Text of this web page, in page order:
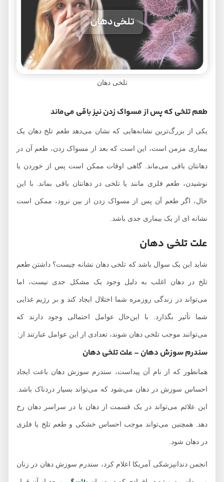
تلخی دهان
طعم تلخی که پس از مسواک زدن نیز باقی می‌ماند
یکی از بزرگ‌ترین نشانه‌هایی که نشان می‌دهد طعم تلخ دهان یک
بیماری مزمن است، این است که بعد از مسواک زدن، طعم آن در
دهانتان باقی می‌ماند. گاهی اوقات ممکن است پس از خوردن یا
نوشیدن، طعم فلزی مانند یا تلخی در دهانتان باقی بماند. با این
حال، اگر طعم آن پس از مسواک زدن از بین نرود، ممکن است
نشانه ای از یک بیماری جدی باشد.
علت تلخی دهان
شاید این یک سوال باشد که تلخی دهان نشانه چیست؟ داشتن طعم
تلخ در دهان اغلب به دلیل وجود یک مشکل جدی نیست، اما
می‌تواند در زندگی روزمره شما اختلال ایجاد کند و بر رژیم غذایی
شما تأثیر بگذارد. با این‌حال عوامل احتمالی وجود دارند که
می‌توانند موجب تلخی دهان شوند، تعدادی از این عوامل عبارتند از:
سندرم سوزش دهان – علت تلخی دهان
همانطور که از نام آن پیداست، سندرم سوزش دهان باعث ایجاد
احساس سوزش در دهان می‌شود که می‌تواند بسیار دردناک باشد.
این علائم می‌تواند در یک قسمت از دهان یا در سراسر دهان رخ
دهد. همچنین می‌تواند موجب احساس خشکی و طعم تلخ یا فلزی
در دهان شود.
انجمن دندانپزشکی آمریکا اعلام کرد، سندرم سوزش دهان در زنان